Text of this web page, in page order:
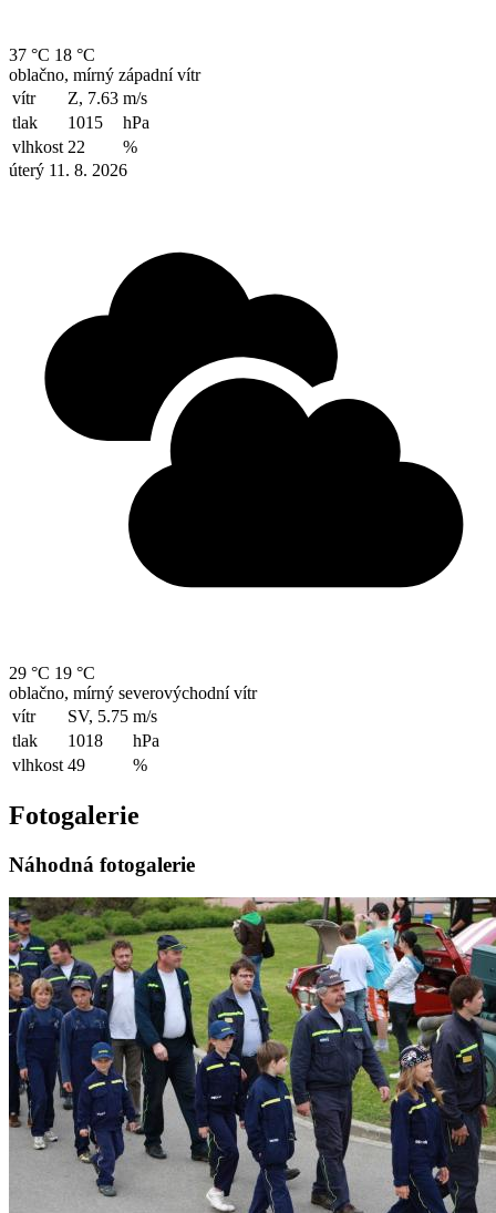
37 °C 18 °C
oblačno, mírný západní vítr
vítr
Z, 7.63 m/s
tlak
1015
hPa
vlhkost 22
%
úterý 11. 8. 2026
29 °C 19 °C
oblačno, mírný severovýchodní vítr
vítr
SV, 5.75 m/s
tlak
1018
hPa
vlhkost 49 %
Fotogalerie
Náhodná fotogalerie